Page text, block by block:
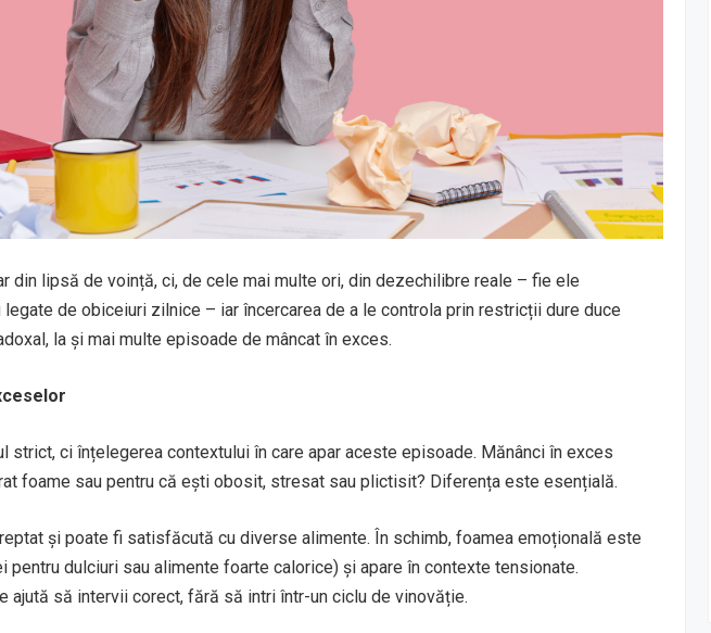
din lipsă de voință, ci, de cele mai multe ori, din dezechilibre reale – fie ele
de obiceiuri zilnice – iar încercarea de a le controla prin restricții dure duce
la și mai multe episoade de mâncat în exces.
strict, ci înțelegerea contextului în care apar aceste episoade. Mănânci în exces
foame sau pentru că ești obosit, stresat sau plictisit? Diferența este esențială.
și poate fi satisfăcută cu diverse alimente. În schimb, foamea emoțională este
dulciuri sau alimente foarte calorice) și apare în contexte tensionate.
ajută să intervii corect, fără să intri într-un ciclu de vinovăție.